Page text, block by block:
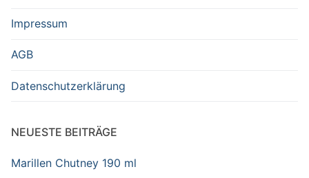
Impressum
AGB
Datenschutzerklärung
NEUESTE BEITRÄGE
Marillen Chutney 190 ml